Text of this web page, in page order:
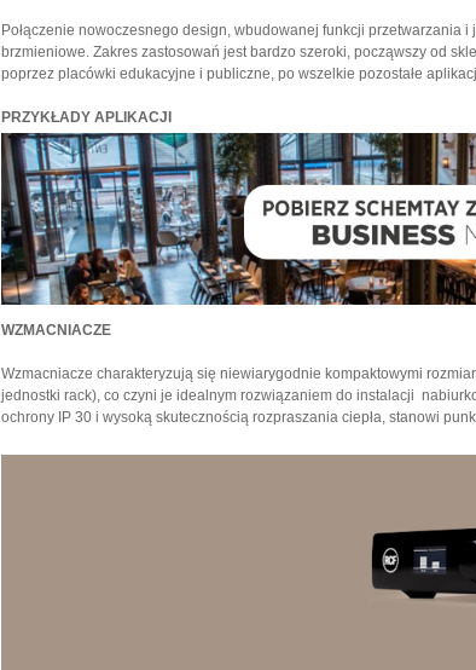
Połączenie nowoczesnego design, wbudowanej funkcji przetwarzania
brzmieniowe. Zakres zastosowań jest bardzo szeroki, począwszy od
poprzez placówki edukacyjne i publiczne, po wszelkie pozostałe
PRZYKŁADY APLIKACJI
WZMACNIACZE
Wzmacniacze charakteryzują się niewiarygodnie kompaktowymi
jednostki rack), co czyni je idealnym rozwiązaniem do instalacji
ochrony IP 30 i wysoką skutecznością rozpraszania ciepła, stanowi